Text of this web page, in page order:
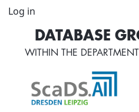
Skip
content
User
account
menu
Log in
DATABASE
WITHIN THE